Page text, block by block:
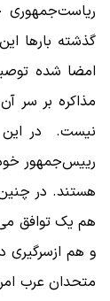
گذشته بارها
امضا شده
مذاکره بر سر
نیست. در این
رییس‌جمهور
هستند. در
هم یک توافق
و هم ازسرگیری
متحدان عرب